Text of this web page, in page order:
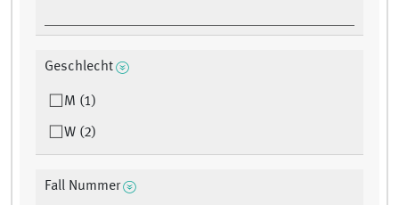
Geschlecht
M (1)
W (2)
Fall Nummer